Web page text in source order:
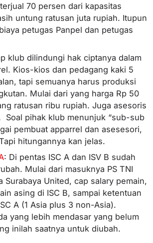
70 persen dari kapasitas
untung ratusan juta rupiah. Itupun
petugas Panpel dan petugas
klub dilindungi hak ciptanya dalam
Kios-kios dan pedagang kaki 5
tapi semuanya harus produksi
Mulai dari yang harga Rp 50
ratusan ribu rupiah. Juga asesoris
Soal pihak klub menunjuk “sub-sub
pembuat apparrel dan asesesori,
hitungannya kan jelas.
: Di pentas ISC A dan ISV B sudah
Mulai dari masuknya PS TNI
Surabaya United, cap salary pemain,
asing di ISC B, sampai ketentuan
A (1 Asia plus 3 non-Asia).
yang lebih mendasar yang belum
inilah saatnya untuk diubah.